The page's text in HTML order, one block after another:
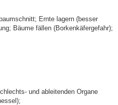
Ernte lagern (besser
Bäume fällen (Borkenkäfergefahr);
und ableitenden Organe